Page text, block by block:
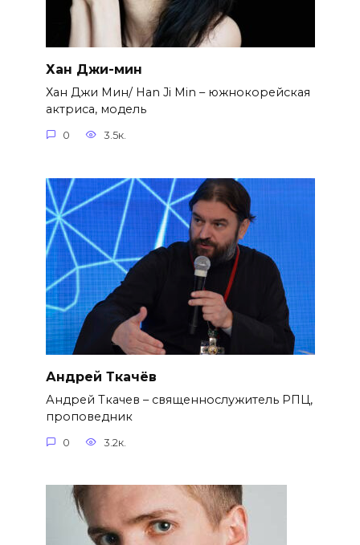
Хан Джи-мин
Хан Джи Мин/ Han Ji Min – южнокорейская
актриса, модель
0 3.5к.
Андрей Ткачёв
Андрей Ткачев – священнослужитель РПЦ,
проповедник
0 3.2к.